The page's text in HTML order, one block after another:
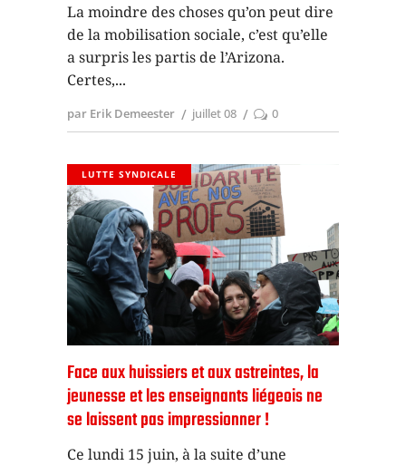
La moindre des choses qu’on peut dire
de la mobilisation sociale, c’est qu’elle
a surpris les partis de l’Arizona.
Certes,
par Erik Demeester juillet 08 0
LUTTE SYNDICALE
Face aux huissiers et aux astreintes, la
jeunesse et les enseignants liégeois ne
se laissent pas impressionner !
Ce lundi 15 juin, à la suite d’une